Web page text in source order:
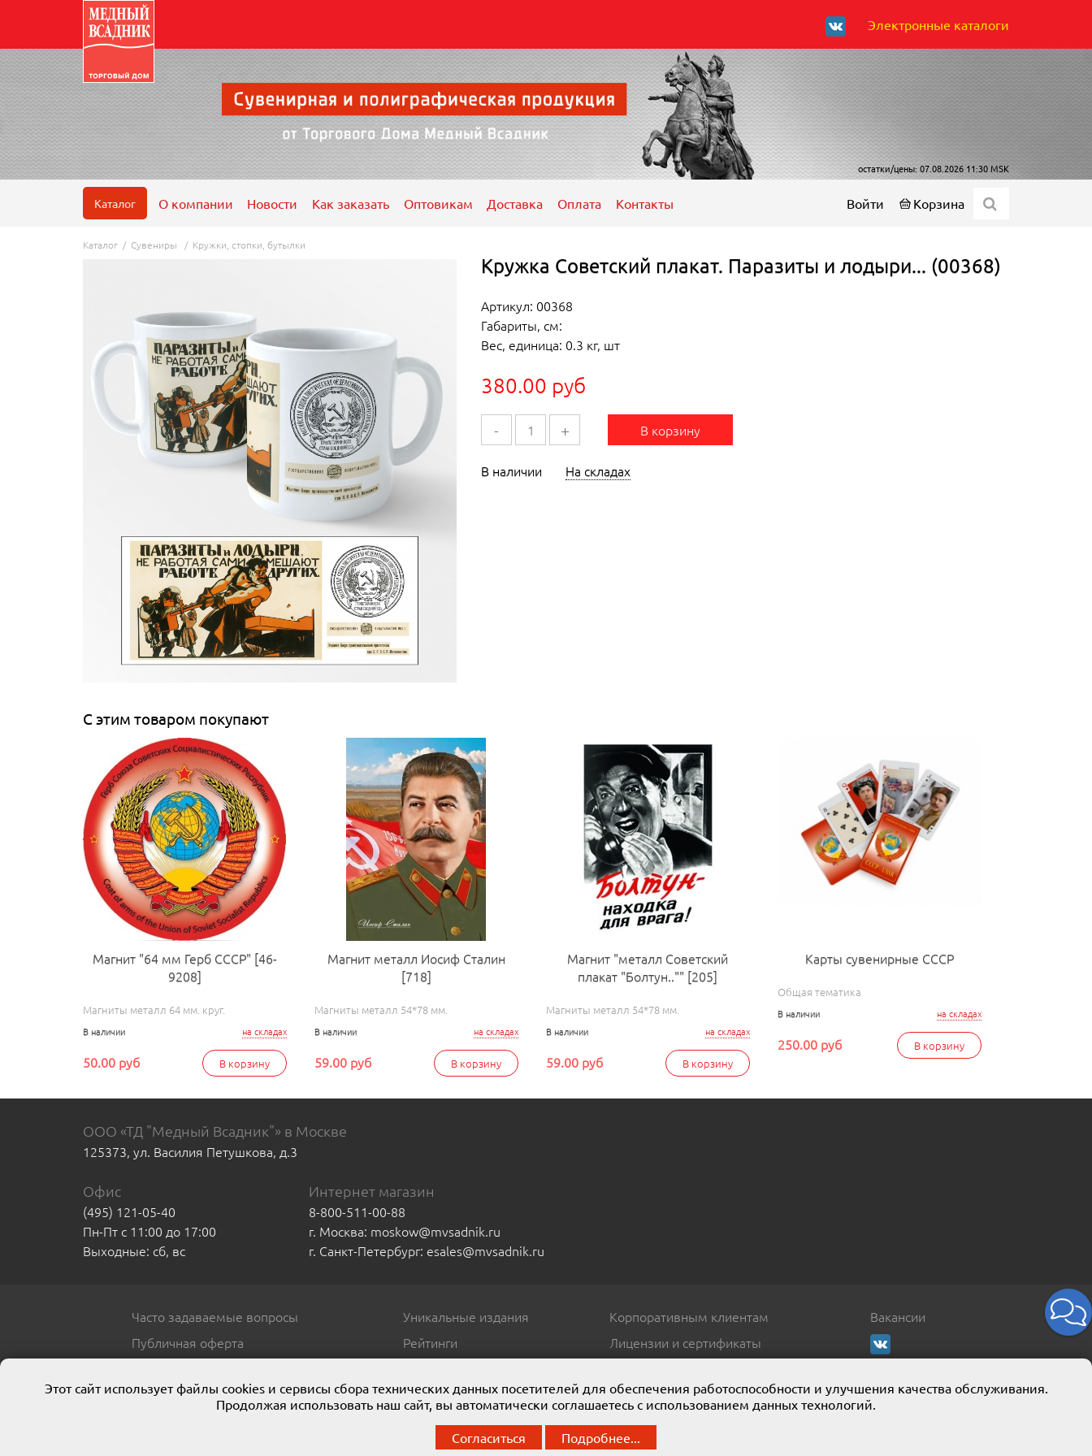
Электронные каталоги
остатки/цены: 07.08.2026 11:30 MSK
Войти Корзина
Каталог О компании Новости Как заказать Оптовикам Доставка Оплата Контакты
Каталог / Сувениры / Кружки, стопки, бутылки
Кружка Советский плакат. Паразиты и лодыри... (00368)
Артикул: 00368
Габариты, см:
Вес, единица: 0.3 кг, шт
380.00 руб
- + В корзину
В наличии На складах
С этим товаром покупают
Магнит "64 мм Герб СССР" [46-
9208]
Магниты металл 64 мм. круг.
на складах
В наличии
В корзину
50.00 руб
Магнит металл Иосиф Сталин
[718]
Магниты металл 54*78 мм.
на складах
В наличии
В корзину
59.00 руб
Магнит "металл Советский
плакат "Болтун.."" [205]
Магниты металл 54*78 мм.
на складах
В наличии
В корзину
59.00 руб
Карты сувенирные СССР
Общая тематика
на складах
В наличии
В корзину
250.00 руб
ООО «ТД "Медный Всадник"» в Москве
125373, ул. Василия Петушкова, д.3
Офис
(495) 121-05-40
Пн-Пт с 11:00 до 17:00
Выходные: сб, вс
Интернет магазин
8-800-511-00-88
г. Москва: moskow@mvsadnik.ru
г. Санкт-Петербург: esales@mvsadnik.ru
Часто задаваемые вопросы
Публичная оферта
Уникальные издания
Рейтинги
Корпоративным клиентам
Лицензии и сертификаты
Вакансии
© 2013 ООО ТД «Медный всадник». Мы представляем широчайший ассортимент полиграфической продукции собственного производства.
Этот сайт использует файлы cookies и сервисы сбора технических данных посетителей для обеспечения работоспособности и улучшения качества обслуживания.
Продолжая использовать наш сайт, вы автоматически соглашаетесь с использованием данных технологий.
Согласиться Подробнее...